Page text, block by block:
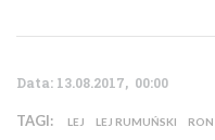
Data: 13.08.2017, 00:00
TAGI: LEJ LEJ RUMUŃSKI RON